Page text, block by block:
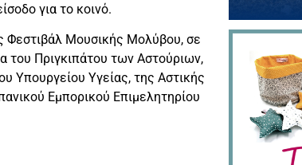
για το κοινό.
Φεστιβάλ Μουσικής Μολύβου, σε
του Πριγκιπάτου των Αστούριων,
Υπουργείου Υγείας, της Αστικής
Εμπορικού Επιμελητηρίου